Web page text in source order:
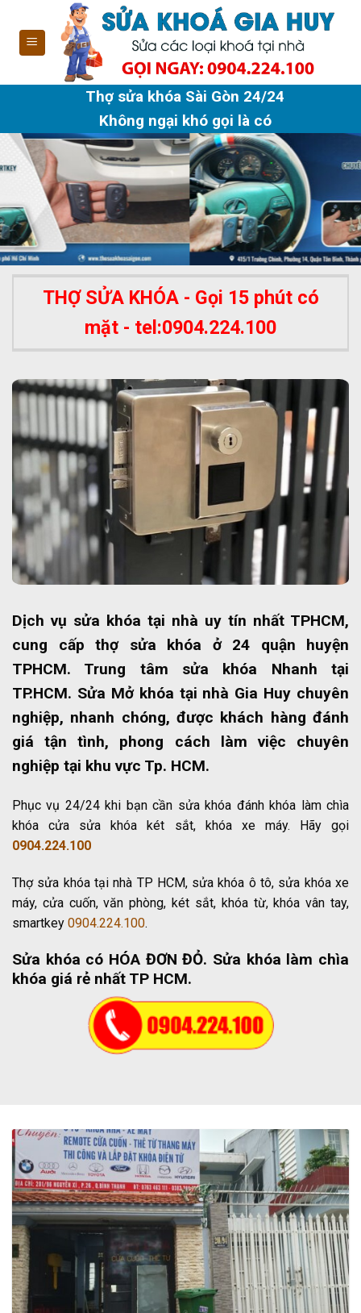
content
Thợ sửa khóa Sài Gòn 24/24
Không ngại khó gọi là có
Dịch vụ sửa khóa tại nhà uy tín nhất TPHCM,
cung cấp thợ sửa khóa ở 24 quận huyện
TPHCM. Trung tâm sửa khóa Nhanh tại
TP.HCM. Sửa Mở khóa tại nhà Gia Huy chuyên
nghiệp, nhanh chóng, được khách hàng đánh
giá tận tình, phong cách làm việc chuyên
nghiệp tại khu vực Tp. HCM.
Phục vụ 24/24 khi bạn cần sửa khóa đánh khóa làm chìa
khóa cửa sửa khóa két sắt, khóa xe máy. Hãy gọi
0904.224.100
Thợ sửa khóa tại nhà TP HCM, sửa khóa ô tô, sửa khóa xe
máy, cửa cuốn, văn phòng, két sắt, khóa từ, khóa vân tay,
smartkey 0904.224.100.
Sửa khóa có HÓA ĐƠN ĐỎ. Sửa khóa làm chìa
khóa giá rẻ nhất TP HCM.
THỢ SỬA KHÓA - Gọi 15 phút có
mặt - tel:0904.224.100